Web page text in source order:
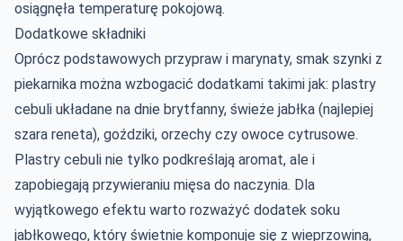
osiągnęła temperaturę pokojową.
Dodatkowe składniki
Oprócz podstawowych przypraw i marynaty, smak szynki z
piekarnika można wzbogacić dodatkami takimi jak: plastry
cebuli układane na dnie brytfanny, świeże jabłka (najlepiej
szara reneta), goździki, orzechy czy owoce cytrusowe.
Plastry cebuli nie tylko podkreślają aromat, ale i
zapobiegają przywieraniu mięsa do naczynia. Dla
wyjątkowego efektu warto rozważyć dodatek soku
jabłkowego, który świetnie komponuje się z wieprzowiną,